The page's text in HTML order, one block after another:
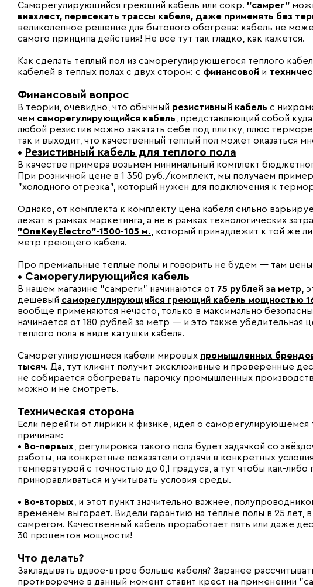
Саморегулирующийся греющий кабель или сокр. "самрег"
внахлест, пересекать трассы кабеля, даже применять без
великолепное решение для бытового обогрева: кабель не
самого принципа действия! Не всё тут так гладко, как кажется.
Как сделать теплый пол из саморегулирующегося теплого
кабелей в теплых полах с двух сторон: с финансовой и
Финансовый вопрос
В теории, очевидно, что обычный резистивный кабель с
чем саморегулирующийся кабель , представляющий собой
любой резистив можно закатать себе под плитку, плюс
так и выходит, что качественный теплый пол может оказаться
• Резистивный кабель для теплого пола
В качестве примера возьмем минимальный комплект
При розничной цене в 1 350 руб./комплект, мы получаем
"холодного отрезка", который нужен для подключения к
Однако, от комплекта к комплекту цена кабеля сильно
лежат в рамках маркетинга, а не в рамках технологических
"OneKeyElectro"-1500-105 м. , который принадлежит к той же
метр греющего кабеля.
Про премиальные теплые полы и говорить не будем — там цены
• Саморегулирующийся кабель
В нашем магазине "самреги" начинаются от 75 рублей за метр ,
дешевый саморегулирующийся греющий кабель мощностью
вообще применяются нечасто, только в максимально
начинается от 180 рублей за метр — и это также
теплого пола в виде катушки кабеля.
Саморегулирующиеся кабели мировых промышленных
тысяч. Да, тут клиент получит эксклюзивные и проверенные
не собирается обогревать парочку промышленных
можно и не смотреть.
Техническая сторона
Если перейти от лирики к физике, идея о
причинам:
• Во-первых , регулировка такого пола будет задачкой со
работы, на конкретные показатели отдачи в конкретных
температурой с точностью до 0,1 градуса, а тут чтобы как-либо
приноравливаться и учитывать условия среды.
• Во-вторых , и этот пункт значительно важнее,
временем выгорает. Видели гарантию на тёплые полы в 25 лет,
самрегом. Качественный кабель проработает пять или даже
30 процентов мощности!
Что делать?
Закладывать вдвое-втрое больше кабеля? Заранее
противоречие в данный момент ставит крест на применении